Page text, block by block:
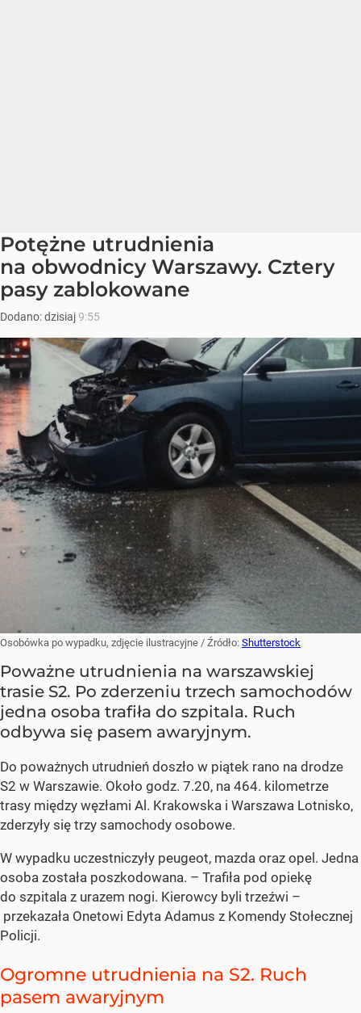
Potężne utrudnienia
na obwodnicy Warszawy. Cztery
pasy zablokowane
Dodano:dzisiaj9:55
Osobówka po wypadku, zdjęcie ilustracyjne / Źródło: Shutterstock
Poważne utrudnienia na warszawskiej
trasie S2. Po zderzeniu trzech samochodów
jedna osoba trafiła do szpitala. Ruch
odbywa się pasem awaryjnym.
Do poważnych utrudnień doszło w piątek rano na drodze
S2 w Warszawie. Około godz. 7.20, na 464. kilometrze
trasy między węzłami Al. Krakowska i Warszawa Lotnisko,
zderzyły się trzy samochody osobowe.
W wypadku uczestniczyły peugeot, mazda oraz opel. Jedna
osoba została poszkodowana. – Trafiła pod opiekę
do szpitala z urazem nogi. Kierowcy byli trzeźwi –
przekazała Onetowi Edyta Adamus z Komendy Stołecznej
Policji.
Ogromne utrudnienia na S2. Ruch
pasem awaryjnym